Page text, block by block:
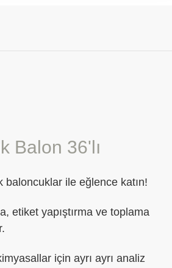
Balon 36'lı
baloncuklar ile eğlence katın!
etiket yapıştırma ve toplama
için ayrı ayrı analiz